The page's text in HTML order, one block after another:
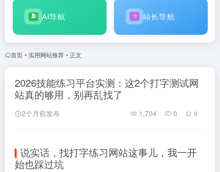
AI导航 站长导航
首页 • 实用网站推荐 • 正文
2026技能练习平台实测：这2个打字测试网
站真的够用，别再乱找了
2个月前发布 1,704 0 0
说实话，找打字练习网站这事儿，我一开
始也踩过坑